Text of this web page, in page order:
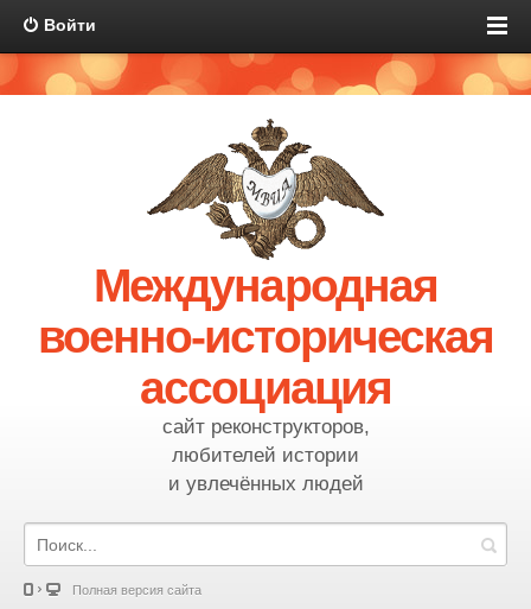
Войти
Международная
военно-историческая
ассоциация
сайт реконструкторов,
любителей истории
и увлечённых людей
Полная версия сайта